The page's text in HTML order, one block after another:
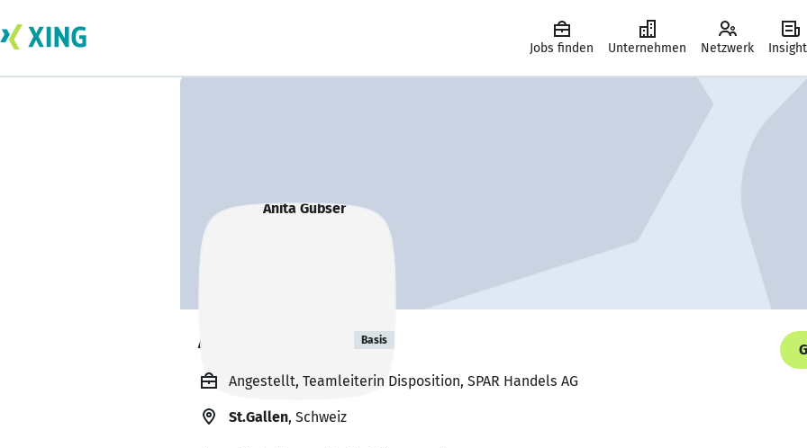
Jobs finden Unternehmen Netzwerk
Anita Gubser Basis
Angestellt, Teamleiterin Disposition, SPAR Handels AG
St.Gallen, Schweiz